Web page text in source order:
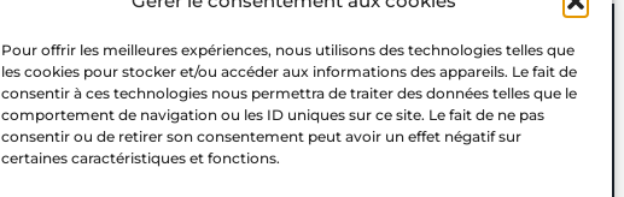
Pour offrir les meilleures expériences, nous utilisons des technologies telles que
les cookies pour stocker et/ou accéder aux informations des appareils. Le fait de
consentir à ces technologies nous permettra de traiter des données telles que le
comportement de navigation ou les ID uniques sur ce site. Le fait de ne pas
consentir ou de retirer son consentement peut avoir un effet négatif sur
certaines caractéristiques et fonctions.
connect
er
Syndic de copro Bourgoin
Vente immobilière Bourgoin
Gestion locative Bourgoin
Contacter la régie